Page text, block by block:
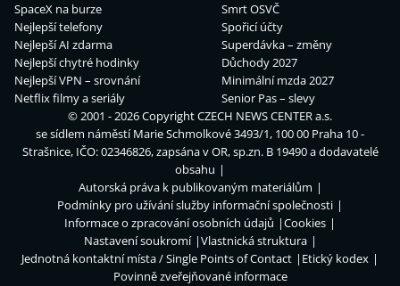
SpaceX na burze
Nejlepší telefony
Nejlepší AI zdarma
Nejlepší chytré hodinky
Nejlepší VPN – srovnání
Netflix filmy a seriály
Smrt OSVČ
Spořicí účty
Superdávka – změny
Důchody 2027
Minimální mzda 2027
Senior Pas – slevy
© 2001 - 2026 CopyrightCZECH NEWS CENTER a.s.
se sídlem náměstí Marie Schmolkové 3493/1, 100 00 Praha 10 -
Strašnice, IČO: 02346826, zapsána v OR, sp.zn. B 19490 a dodavatelé
obsahu
Autorská práva k publikovaným materiálům
Podmínky pro užívání služby informační společnosti
Informace o zpracování osobních údajů
Cookies
Nastavení soukromí
Vlastnická struktura
Jednotná kontaktní místa / Single Points of Contact
Etický kodex
Povinně zveřejňované informace